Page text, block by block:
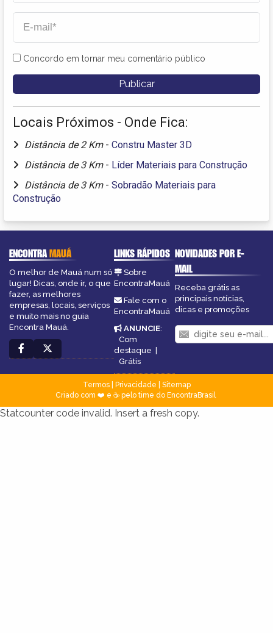
Concordo em tornar meu comentário público
Locais Próximos - Onde Fica:
Distância de 2 Km - Constru Master 3D
Distância de 3 Km - Líder Materiais para Construção
Distância de 3 Km - Sobradão Materiais para
Construção
ENCONTRAMAUÁ
O melhor de Mauá num só
lugar! Dicas, onde ir, o que
fazer, as melhores
empresas, locais, serviços
e muito mais no guia
Encontra Mauá.
LINKS RÁPIDOS
Sobre
EncontraMauá
Fale com o
EncontraMauá
ANUNCIE:
Com
destaque |
Grátis
NOVIDADES POR E-
MAIL
Receba grátis as
principais notícias,
dicas e promoções
Termos| Privacidade
Sitemap
Criado com ❤️ e ☕ pelo time do EncontraBrasil
Statcounter code invalid. Insert a fresh copy.